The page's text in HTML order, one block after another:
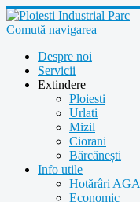
Comută navigarea
Despre noi
Servicii
Extindere
Ploiesti
Urlati
Mizil
Ciorani
Bărcănești
Info utile
Hotărâri AGA
Economic